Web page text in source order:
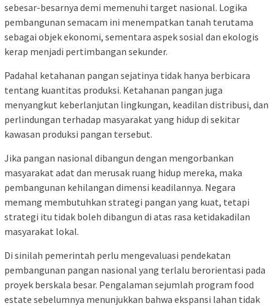
sebesar-besarnya demi memenuhi target nasional. Logika
pembangunan semacam ini menempatkan tanah terutama
sebagai objek ekonomi, sementara aspek sosial dan ekologis
kerap menjadi pertimbangan sekunder.
Padahal ketahanan pangan sejatinya tidak hanya berbicara
tentang kuantitas produksi. Ketahanan pangan juga
menyangkut keberlanjutan lingkungan, keadilan distribusi, dan
perlindungan terhadap masyarakat yang hidup di sekitar
kawasan produksi pangan tersebut.
Jika pangan nasional dibangun dengan mengorbankan
masyarakat adat dan merusak ruang hidup mereka, maka
pembangunan kehilangan dimensi keadilannya. Negara
memang membutuhkan strategi pangan yang kuat, tetapi
strategi itu tidak boleh dibangun di atas rasa ketidakadilan
masyarakat lokal.
Di sinilah pemerintah perlu mengevaluasi pendekatan
pembangunan pangan nasional yang terlalu berorientasi pada
proyek berskala besar. Pengalaman sejumlah program food
estate sebelumnya menunjukkan bahwa ekspansi lahan tidak